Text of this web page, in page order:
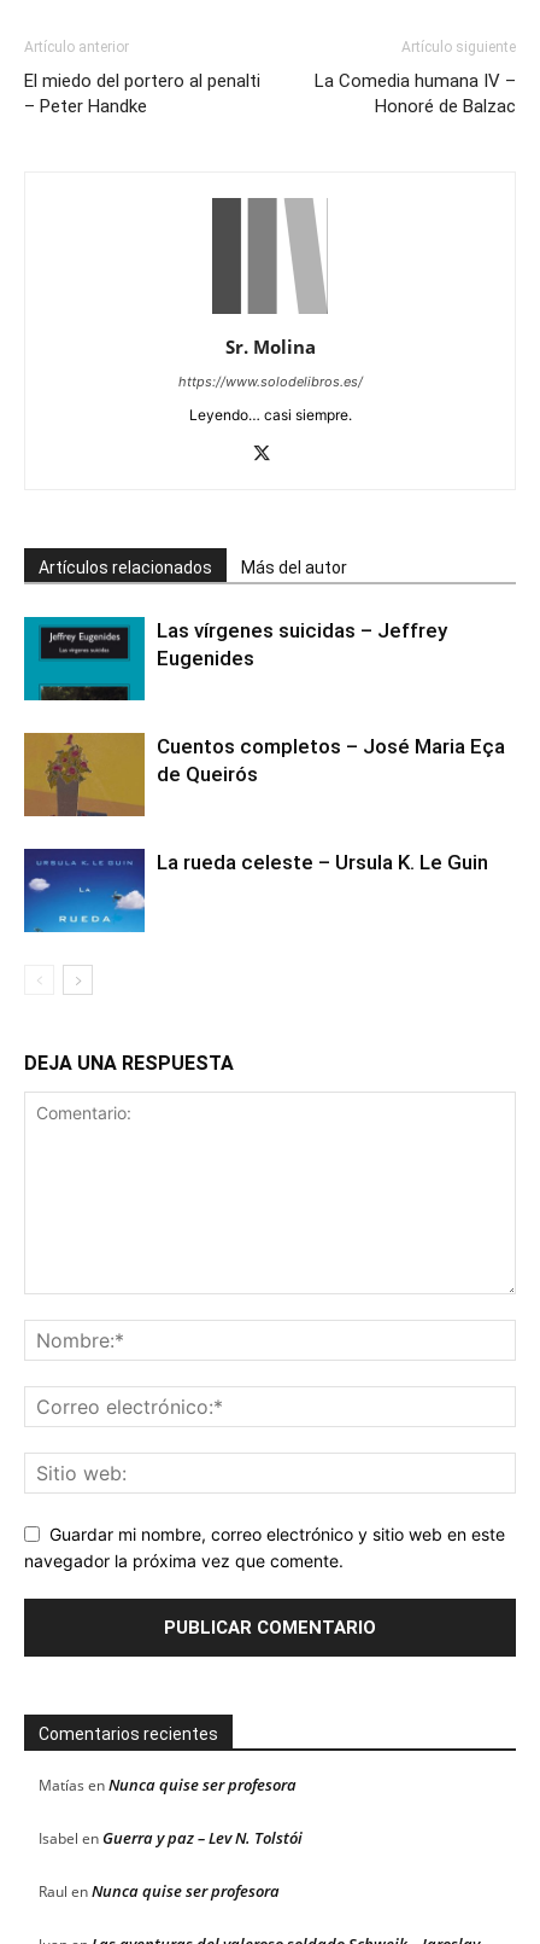
Artículo anterior
El miedo del portero al penalti
– Peter Handke
Artículo siguiente
La Comedia humana IV –
Honoré de Balzac
Sr. Molina
https://www.solodelibros.es/
Leyendo… casi siempre.
Artículos relacionados Más del autor
Las vírgenes suicidas – Jeffrey
Eugenides
Cuentos completos – José Maria Eça
de Queirós
La rueda celeste – Ursula K. Le Guin
DEJA UNA RESPUESTA
Guardar mi nombre, correo electrónico y sitio web en este
navegador la próxima vez que comente.
Comentarios recientes
Matías enNunca quise ser profesora
Isabel enGuerra y paz – Lev N. Tolstói
Raul enNunca quise ser profesora